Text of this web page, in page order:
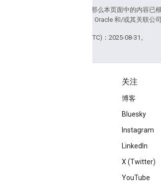
如未另行说明，那么本页面中的内容已
。Java 是 Oracle 和/或其关联公
最后更新时间 (UTC)：2025-08-31。
关注
博客
Bluesky
Instagram
LinkedIn
X (Twitter)
YouTube